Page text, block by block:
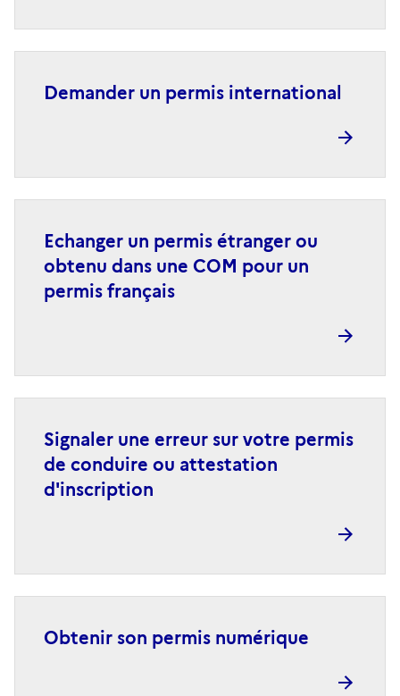
Demander un permis international
Echanger un permis étranger ou
obtenu dans une COM pour un
permis français
Signaler une erreur sur votre permis
de conduire ou attestation
d'inscription
Obtenir son permis numérique